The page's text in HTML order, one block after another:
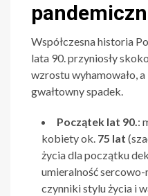
Współczesna historia
lata 90. przyniosły
wzrostu wyhamowało,
gwałtowny spadek.
Początek lat 90.:
kobiety ok. 75 lat
życia dla początku
umieralność sercowo-
czynniki stylu życia i